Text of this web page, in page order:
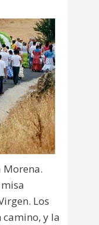
Morena.
Los
camino, y la